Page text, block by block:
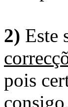
2) Este
pois